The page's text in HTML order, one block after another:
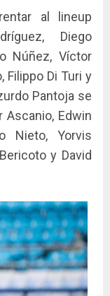
al lineup
Diego
Núñez, Víctor
Filippo Di Turi y
Pantoja se
Ascanio, Edwin
Nieto, Yorvis
y David